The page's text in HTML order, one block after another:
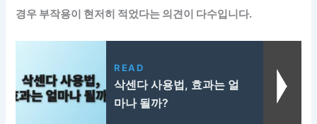
경우 부작용이 현저히 적었다는 의견이 다수입니다.
READ
삭센다 사용법, 효과는 얼
마나 될까?